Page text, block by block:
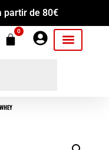
partir de 80€
0